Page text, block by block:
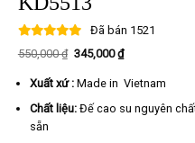
Đã bán 1521
550,000₫ Giá
550,000 ₫.
345,000₫Giá
hiện
là:
Xuất xứ :Made in Vietnam
Chất liệu:Đế cao su nguyên
sẵn